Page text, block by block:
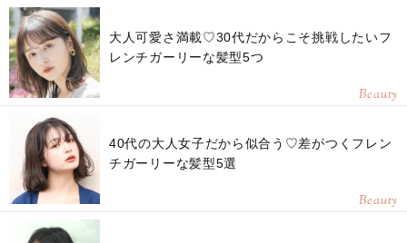
大人可愛さ満載♡30代だからこそ挑戦したいフ
レンチガーリーな髪型5つ
Beauty
40代の大人女子だから似合う♡差がつくフレン
チガーリーな髪型5選
Beauty